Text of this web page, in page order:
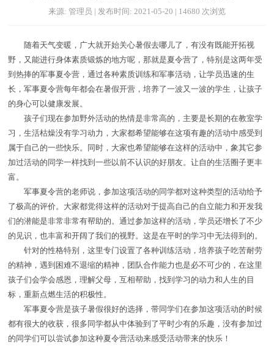
来源: 管理员 | 发布时间: 2021-05-20 | 14680 次浏览
随着天气变暖，广大就开始关心暑假去哪儿了，有没有既能开拓视
野，又能进行身体素质锻炼的地方呢，那就是夏令营了，特别是这两年受
到热捧的军事夏令营，通过各种素质训练和军事活动，让学员迅速的生
长，军事夏令营每年都会在暑假开营，培养了一波又一波的学生，让孩子
的身心可以健康发展。
孩子们现在参加野外活动的热情是非常高的，主要是长期的在教室学
习，生活枯燥没有学习动力，大家都希望能够在这项有趣的活动中感受到
属于自己的一些快乐。同时，大家也希望能够在这样的活动中，象其它参
加过活动的同学一样找到一些以前不认识的好朋友。让自的生活圈子更丰
富。
军事夏令营的老师说，参加这项活动的同学都对这种类型的活动给予
了极高的评价。大家都觉得这样的活动对于提高自己的自立能力和开发我
们的潜能是非常非常有帮助的。通过参加这样的活动，学员还增长了不少
的见识，也丰富和开阔了我们的视野。这是在平时的学习中无法得到的。
针对的性格特别，这里专门设置了各种训练活动，培养孩子吃苦耐劳
的精神，遇到困难不退缩的精神，团队合作能力也是必不可少的，在这里
孩子们会学会感恩，理解父母，互相帮助，找到学习的动力和人生的目
标，重新点燃生活的积极性。
军事夏令营是孩子暑假很好的选择，带同学们在参加这项活动的时候
都有很大的收获，很多同学都从中体验到了平时少有的乐趣，没有参加过
的同学们可以尝试参加这种夏令营活动来感受活动带来的快乐！